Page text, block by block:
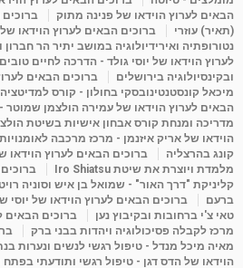
הבאים לערוץ הוידאו של פנינה מתוק
ברוכים
(תאיר) עוזרי
ברוכים הבאים לערוץ הוידאו
נטורופתיה ואירידיולוגיה במושב יתיר הר חברון
לערוץ הוידאו של יוסי גולד - הדרכה לחיים
ובקינסיולוגיה בירושלים
ברוכים הבאים
מיכאל קונסטנטינובסקי בחולון - קורס למדיטציה
הבאים לערוץ הוידאו של עמירה הולצמן
מדריכה ומנחת קורס אבחון אישיות בשיטת
הוידאו של אריק איזנמן - מרכז מרכבה
קונג בהרצליה
ברוכים הבאים לערוץ הוידאו
מלמדת ויוצרת את שיטת Iro Shiatsu
קליניקת "דרך האור" - שמואל בן איש וסוניה
ברעם
ברוכים הבאים לערוץ הוידאו של יוסי
טאי צ'י ברחובות ובקיבוץ נען
ברוכים הבאים
מרכז לקבלה פסיכולוגיה ויהדות בבני ברק
מאיה מיכל מנדל - טיפול רגשי לנשים ונערות
הוידאו של הדס דגן - טיפול רגשי ותודעתי בפתח